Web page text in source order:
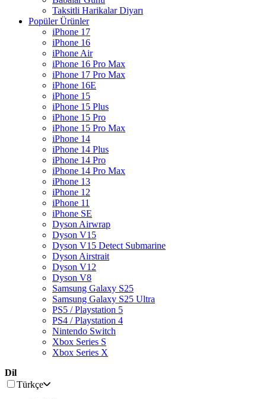
Taksitli Harikalar Diyarı
Popüler Ürünler
iPhone 17
iPhone 16
iPhone Air
iPhone 16 Pro Max
iPhone 17 Pro Max
iPhone 16E
iPhone 15
iPhone 15 Plus
iPhone 15 Pro
iPhone 15 Pro Max
iPhone 14
iPhone 14 Plus
iPhone 14 Pro
iPhone 14 Pro Max
iPhone 13
iPhone 12
iPhone 11
iPhone SE
Dyson Airwrap
Dyson V15
Dyson V15 Detect Submarine
Dyson Airstrait
Dyson V12
Dyson V8
Samsung Galaxy S25
Samsung Galaxy S25 Ultra
PS5 / Playstation 5
PS4 / Playstation 4
Nintendo Switch
Xbox Series S
Xbox Series X
Dil
Türkçe